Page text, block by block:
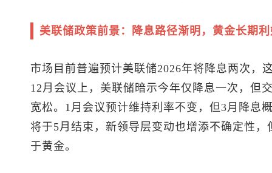
美联储政策前景：降息路径渐明，黄金长期
市场目前普遍预计美联储2026年将降息两次
12月会议上，美联储暗示今年仅降息一次，但
宽松。1月会议预计维持利率不变，但3月降息
将于5月结束，新领导层变动也增添不确定性
于黄金。